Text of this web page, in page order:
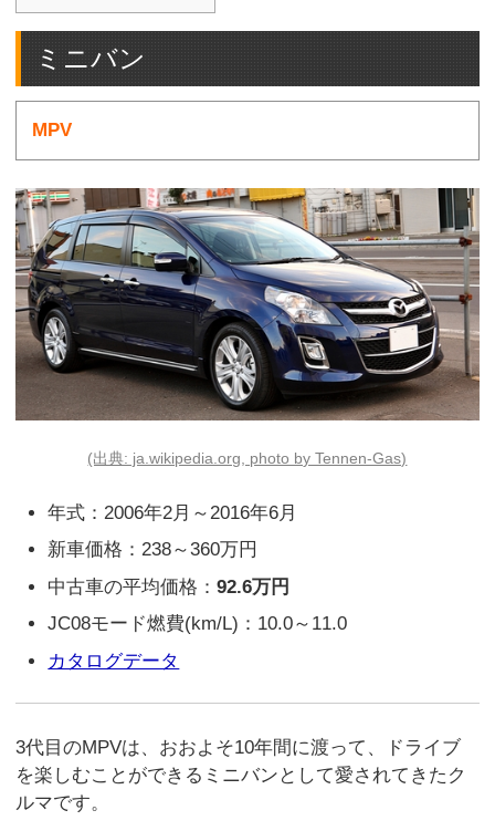
ミニバン
MPV
(出典: ja.wikipedia.org, photo by Tennen-Gas)
年式：2006年2月～2016年6月
新車価格：238～360万円
中古車の平均価格：92.6万円
JC08モード燃費(km/L)：10.0～11.0
カタログデータ
3代目のMPVは、おおよそ10年間に渡って、ドライブ
を楽しむことができるミニバンとして愛されてきたク
ルマです。